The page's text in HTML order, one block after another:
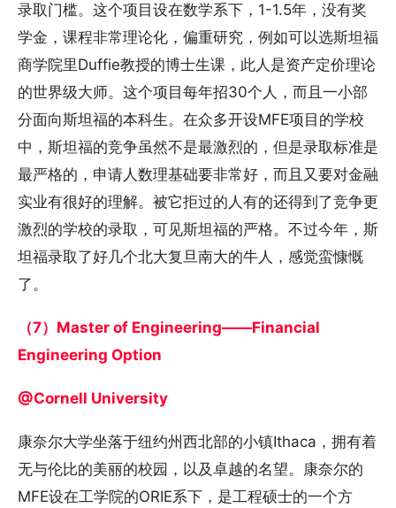
录取门槛。这个项目设在数学系下，1-1.5年，没有奖
学金，课程非常理论化，偏重研究，例如可以选斯坦福
商学院里Duffie教授的博士生课，此人是资产定价理论
的世界级大师。这个项目每年招30个人，而且一小部
分面向斯坦福的本科生。在众多开设MFE项目的学校
中，斯坦福的竞争虽然不是最激烈的，但是录取标准是
最严格的，申请人数理基础要非常好，而且又要对金融
实业有很好的理解。被它拒过的人有的还得到了竞争更
激烈的学校的录取，可见斯坦福的严格。不过今年，斯
坦福录取了好几个北大复旦南大的牛人，感觉蛮慷慨
了。
（7）Master of Engineering——Financial
Engineering Option
@Cornell University
康奈尔大学坐落于纽约州西北部的小镇Ithaca，拥有着
无与伦比的美丽的校园，以及卓越的名望。康奈尔的
MFE设在工学院的ORIE系下，是工程硕士的一个方